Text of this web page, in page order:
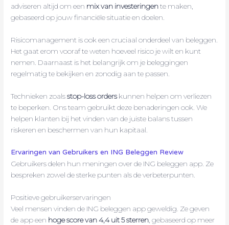
adviseren altijd om een mix van investeringente maken,
gebaseerd op jouw financiële situatie en doelen.
Risicomanagement is ook een cruciaal onderdeel van beleggen.
Het gaat erom vooraf te weten hoeveel risico je wilt en kunt
nemen. Daarnaast is het belangrijk om je beleggingen
regelmatig te bekijken en zonodig aan te passen.
Technieken zoalsstop-loss orderskunnen helpen om verliezen
te beperken. Ons team gebruikt deze benaderingen ook. We
helpen klanten bij het vinden van de juiste balans tussen
riskeren en beschermen van hun kapitaal.
Ervaringen van Gebruikers en ING Beleggen Review
Gebruikers delen hun meningen over de ING beleggen app. Ze
bespreken zowel de sterke punten als de verbeterpunten.
Positieve gebruikerservaringen
Veel mensen vinden de ING beleggen app geweldig. Ze geven
de app een hoge score van 4,4 uit 5 sterren , gebaseerd op meer